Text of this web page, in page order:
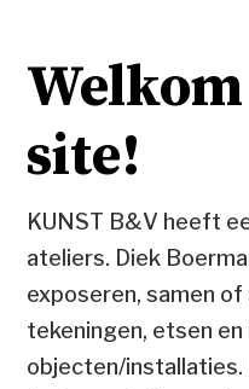
site!
KUNST B&V heeft
ateliers. Diek
exposeren, samen
tekeningen, etsen
objecten/